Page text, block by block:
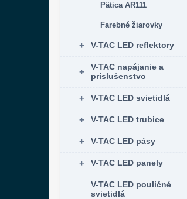
Pätica AR111
Farebné žiarovky
V-TAC LED reflektory
V-TAC napájanie a
príslušenstvo
V-TAC LED svietidlá
V-TAC LED trubice
V-TAC LED pásy
V-TAC LED panely
V-TAC LED pouličné
svietidlá